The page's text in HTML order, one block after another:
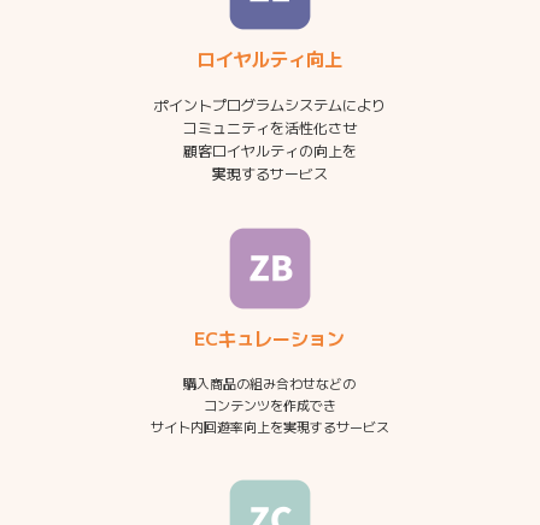
ロイヤルティ向上
ポイントプログラムシステムにより
コミュニティを活性化させ
顧客ロイヤルティの向上を
実現するサービス
ECキュレーション
購入商品の組み合わせなどの
コンテンツを作成でき
サイト内回遊率向上を実現するサービス